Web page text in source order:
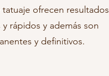
ofrecen resultados
y rápidos y además son
y definitivos.